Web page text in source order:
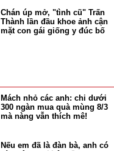
Chán úp mở, "tình cũ" Trấn
Thành lần đầu khoe ảnh cận
mặt con gái giống y đúc bố
Mách nhỏ các anh: chi dưới
300 ngàn mua quà mùng 8/3
mà nàng vẫn thích mê!
Nếu em đã là đàn bà, anh có